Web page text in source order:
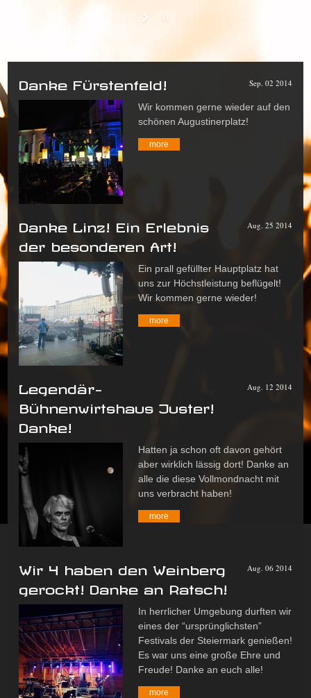
Sep. 02 2014
Danke Fürstenfeld!
Wir kommen gerne wieder auf den
schönen Augustinerplatz!
more
Aug. 25 2014
Danke Linz! Ein Erlebnis
der besonderen Art!
Ein prall gefüllter Hauptplatz hat
uns zur Höchstleistung beflügelt!
Wir kommen gerne wieder!
more
Aug. 12 2014
Legendär-
Bühnenwirtshaus Juster!
Danke!
Hatten ja schon oft davon gehört
aber wirklich lässig dort! Danke an
alle die diese Vollmondnacht mit
uns verbracht haben!
more
Aug. 06 2014
Wir 4 haben den Weinberg
gerockt! Danke an Ratsch!
In herrlicher Umgebung durften wir
eines der “ursprünglichsten”
Festivals der Steiermark genießen!
Es war uns eine große Ehre und
Freude! Danke an euch alle!
more